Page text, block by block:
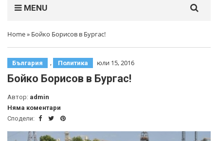
MENU
Home» Бойко Борисов в Бургас!
България , Политика юли 15, 2016
Бойко Борисов в Бургас!
Автор: admin
Няма коментари
Сподели: